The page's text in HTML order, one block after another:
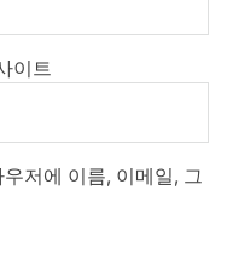
이트
저에 이름, 이메일, 그